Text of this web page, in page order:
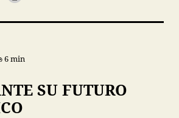
6 min
SU FUTURO